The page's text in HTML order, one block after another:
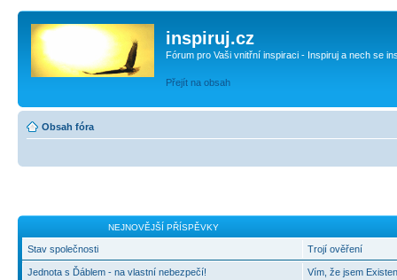
inspiruj.cz
Fórum pro Vaši vnitřní inspiraci - Inspiruj a nech se
Přejít na obsah
Obsah fóra
NEJNOVĚJŠÍ PŘÍSPĚVKY
Stav společnosti
Jednota s Ďáblem - na vlastní nebezpečí!
Trojí ověření
Vím, že jsem